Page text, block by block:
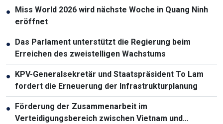
● Miss World 2026 wird nächste Woche in Quang Ninh
eröffnet
● Das Parlament unterstützt die Regierung beim
Erreichen des zweistelligen Wachstums
● KPV-Generalsekretär und Staatspräsident To Lam
fordert die Erneuerung der Infrastrukturplanung
● Förderung der Zusammenarbeit im
Verteidigungsbereich zwischen Vietnam und